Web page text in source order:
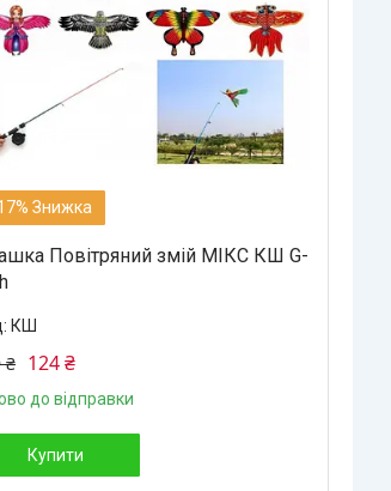
Повітряний змій МІКС КШ G-
КШ
₴ 124 ₴
до відправки
Купити